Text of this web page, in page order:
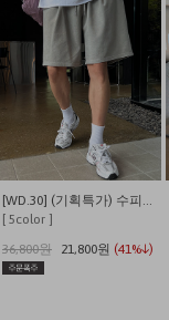
[ 5color ]
36,800원
21,800원 (41%↓)